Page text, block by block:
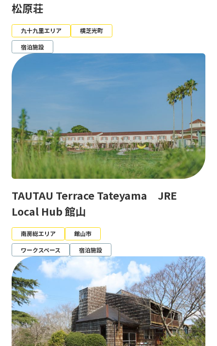
松原荘
九十九里エリア
横芝光町
宿泊施設
TAUTAU Terrace Tateyama JRE
Local Hub 館山
南房総エリア
館山市
ワークスペース
宿泊施設